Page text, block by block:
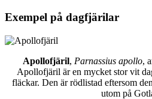
Exempel på dagfjärilar
Apollofjäril, Parnassius apollo,
Apollofjäril är en mycket stor vit
fläckar. Den är rödlistad eftersom
utom på